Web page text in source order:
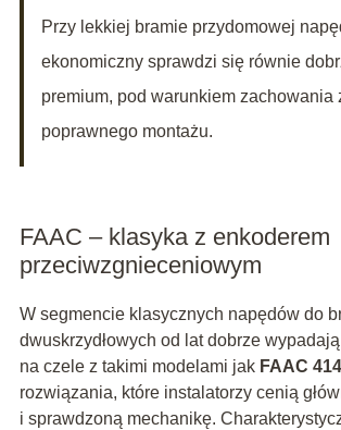
Przy lekkiej bramie przydomowej
ekonomiczny sprawdzi się równie
premium, pod warunkiem zachowania
poprawnego montażu.
FAAC – klasyka z enkoderem
przeciwzgnieceniowym
W segmencie klasycznych napędów do
dwuskrzydłowych od lat dobrze
na czele z takimi modelami jak FAAC 414
rozwiązania, które instalatorzy cenią
i sprawdzoną mechanikę.